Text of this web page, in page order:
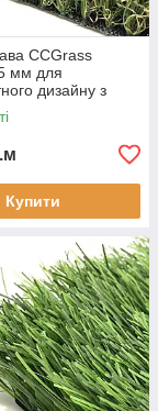
CCGrass
мм для
дизайну з
декоративна
Купити